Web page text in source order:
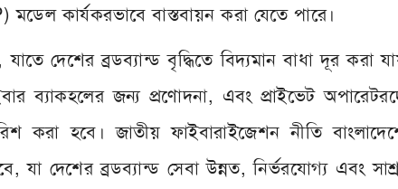
কার্যকরভাবে বাস্তবায়ন করা যেতে পারে।
দেশের ব্রডব্যান্ড বৃদ্ধিতে বিদ্যমান বাধা দূর করা
ব্যাকহলের জন্য প্রণোদনা, এবং প্রাইভেট
করা হবে। জাতীয় ফাইবারাইজেশন নীতি
দেশের ব্রডব্যান্ড সেবা উন্নত, নির্ভরযোগ্য এবং